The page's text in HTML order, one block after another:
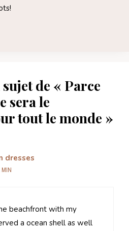
de « Parce
sera le
tout le monde »
dresses
MIN
beachfront with my
a ocean shell as well